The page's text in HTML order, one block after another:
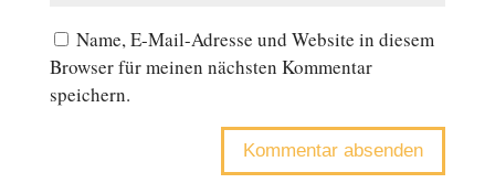
Name, E-Mail-Adresse und Website in diesem
Browser für meinen nächsten Kommentar
speichern.